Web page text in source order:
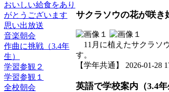
おいしい給食をあり
がとうございます
思い出放送
音楽朝会
作曲に挑戦（3.4年
生）
学習参観２
学習参観１
全校朝会
サクラソウの花が咲き
11月に植えたサクラソ
す。
【学年共通】 2026-01-28
英語で学校案内（3.4年